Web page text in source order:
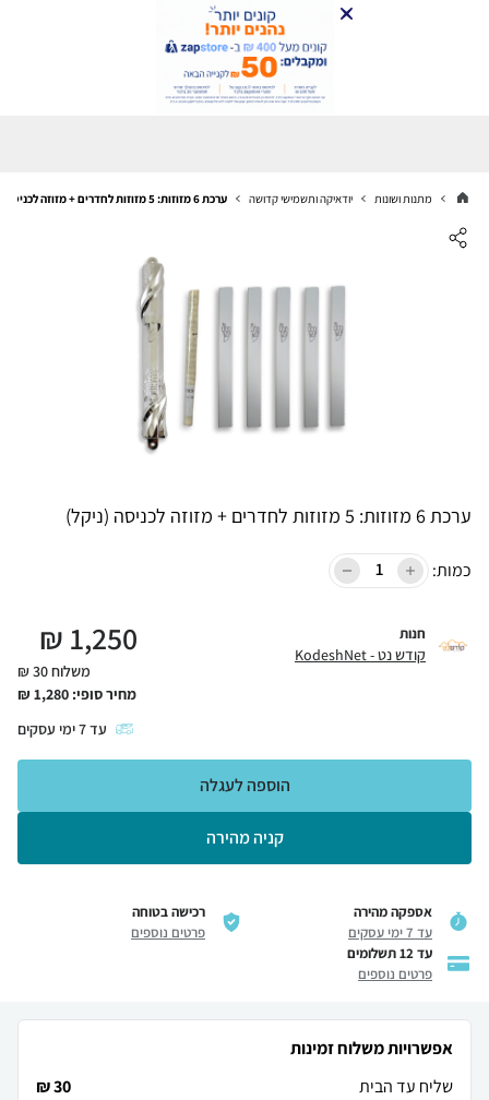
מתנות ושונות יודאיקה ותשמישי קדושה ערכת 6 מזוזות: 5 מזוזות לחדרים + מזוזה לכניסה (ניקל)
ערכת 6 מזוזות: 5 מזוזות לחדרים + מזוזה לכניסה (ניקל)
כמות:
חנות
קודש נט - KodeshNet 1,250
₪
משלוח 30 ₪
מחיר סופי: 1,280
₪
עד7ימי עסקים
קניה מהירה
הוספה לעגלה
אספקה מהירה
עד 7 ימי עסקים
רכישה בטוחה
פרטים נוספים
עד 12 תשלומים
פרטים נוספים
אפשרויות משלוח זמינות
שליח עד הבית
30 ₪